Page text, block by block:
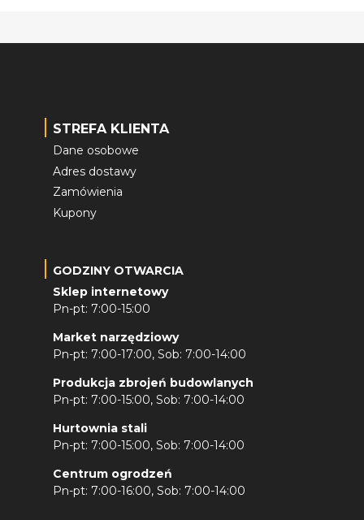
STREFA KLIENTA
Dane osobowe
Adres dostawy
Zamówienia
Kupony
GODZINY OTWARCIA
Sklep internetowy
Pn-pt: 7:00-15:00
Market narzędziowy
Pn-pt: 7:00-17:00, Sob: 7:00-14:00
Produkcja zbrojeń budowlanych
Pn-pt: 7:00-15:00, Sob: 7:00-14:00
Hurtownia stali
Pn-pt: 7:00-15:00, Sob: 7:00-14:00
Centrum ogrodzeń
Pn-pt: 7:00-16:00, Sob: 7:00-14:00